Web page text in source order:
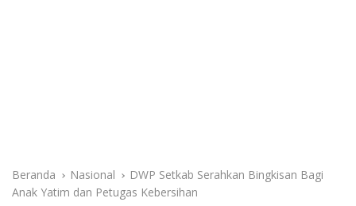
Beranda Nasional
DWP Setkab Serahkan Bingkisan Bagi
Anak Yatim dan Petugas Kebersihan